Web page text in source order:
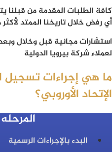
كافة الطلبات المقدمة من قبلنا
أي رفض خلال تاريخنا الممتد لأكثر من 17
استشارات مجانية قبل وخلال
لعملاء شركة بيرويا الدولية
ما هي إجراءات تسجيل
الإتحاد الأوروبي؟
البدء بالإجراءات الرسمية